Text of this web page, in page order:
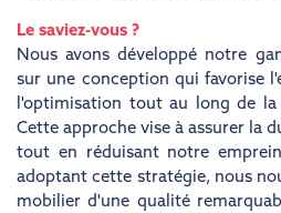
Le saviez-vous ?
Nous avons développé notre
sur une conception qui favorise
l'optimisation tout au long de
Cette approche vise à assurer la
tout en réduisant notre
adoptant cette stratégie, nous
mobilier d'une qualité